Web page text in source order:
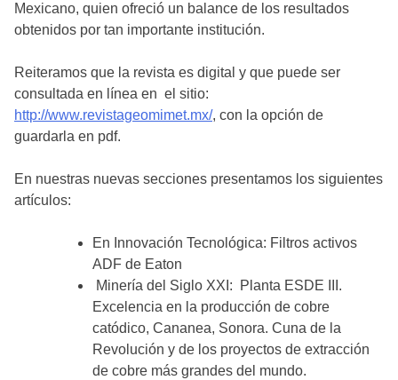
Mexicano, quien ofreció un balance de los resultados
obtenidos por tan importante institución.
Reiteramos que la revista es digital y que puede ser
consultada en línea en el sitio:
http://www.revistageomimet.mx/, con la opción de
guardarla en pdf.
En nuestras nuevas secciones presentamos los siguientes
artículos:
En Innovación Tecnológica: Filtros activos
ADF de Eaton
Minería del Siglo XXI: Planta ESDE III.
Excelencia en la producción de cobre
catódico, Cananea, Sonora. Cuna de la
Revolución y de los proyectos de extracción
de cobre más grandes del mundo.